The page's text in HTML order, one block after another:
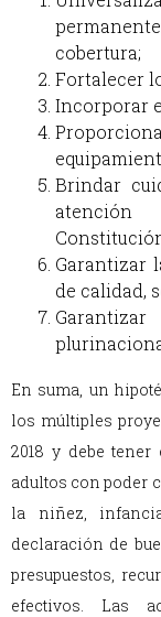
cobertura;
Fortalecer
Incorporar
Brindar
atención
Garantizar
de calidad,
En suma, un
los múltiples
2018 y debe
adultos con poder
la niñez,
declaración de
presupuestos,
efectivos. Las